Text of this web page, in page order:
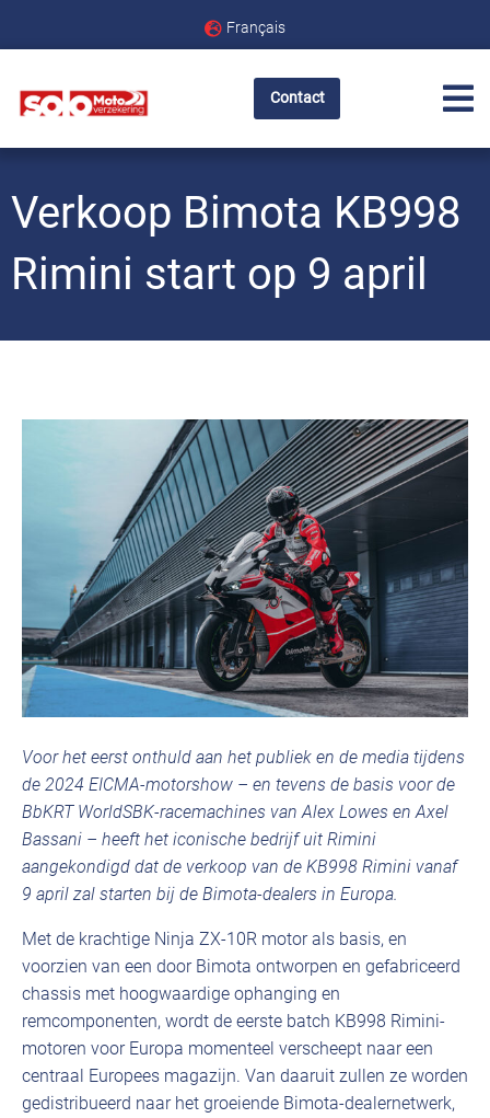
Français
Contact
Verkoop Bimota KB998
Rimini start op 9 april
Voor het eerst onthuld aan het publiek en de media tijdens
de 2024 EICMA-motorshow – en tevens de basis voor de
BbKRT WorldSBK-racemachines van Alex Lowes en Axel
Bassani – heeft het iconische bedrijf uit Rimini
aangekondigd dat de verkoop van de KB998 Rimini vanaf
9 april zal starten bij de Bimota-dealers in Europa.
Met de krachtige Ninja ZX-10R motor als basis, en
voorzien van een door Bimota ontworpen en gefabriceerd
chassis met hoogwaardige ophanging en
remcomponenten, wordt de eerste batch KB998 Rimini-
motoren voor Europa momenteel verscheept naar een
centraal Europees magazijn. Van daaruit zullen ze worden
gedistribueerd naar het groeiende Bimota-dealernetwerk,